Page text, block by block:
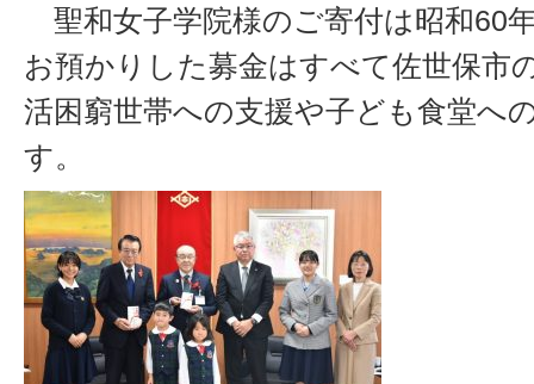
聖和女子学院様のご寄付は昭和60
お預かりした募金はすべて佐世保市
活困窮世帯への支援や子ども食堂へ
す。